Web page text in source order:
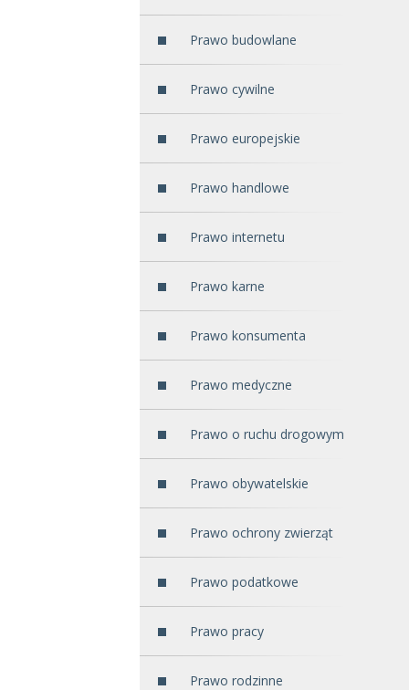
Prawo budowlane
Prawo cywilne
Prawo europejskie
Prawo handlowe
Prawo internetu
Prawo karne
Prawo konsumenta
Prawo medyczne
Prawo o ruchu drogowym
Prawo obywatelskie
Prawo ochrony zwierząt
Prawo podatkowe
Prawo pracy
Prawo rodzinne